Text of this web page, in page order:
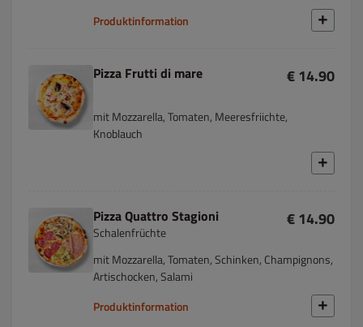
Produktinformation
Pizza Frutti di mare € 14.90
mit Mozzarella, Tomaten, Meeresfriichte,
Knoblauch
Pizza Quattro Stagioni
Schalenfrüchte
€ 14.90
mit Mozzarella, Tomaten, Schinken, Champignons,
Artischocken, Salami
Produktinformation